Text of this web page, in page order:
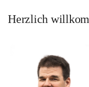
Herzlich